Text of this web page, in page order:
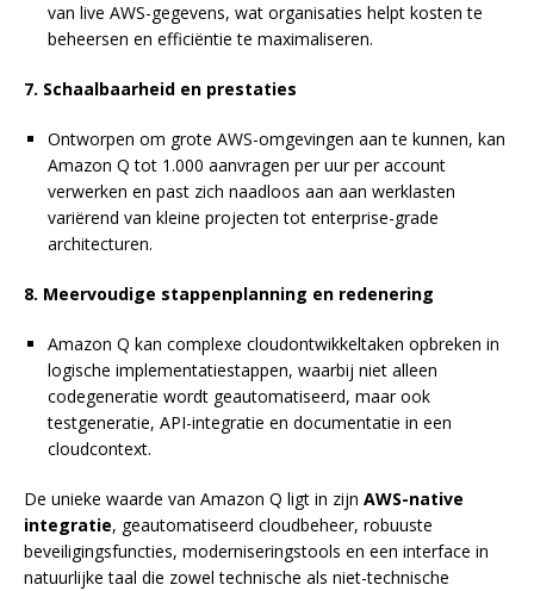
van live AWS-gegevens, wat organisaties helpt kosten te
beheersen en efficiëntie te maximaliseren.
7. Schaalbaarheid en prestaties
Ontworpen om grote AWS-omgevingen aan te kunnen, kan
Amazon Q tot 1.000 aanvragen per uur per account
verwerken en past zich naadloos aan aan werklasten
variërend van kleine projecten tot enterprise-grade
architecturen.
8. Meervoudige stappenplanning en redenering
Amazon Q kan complexe cloudontwikkeltaken opbreken in
logische implementatiestappen, waarbij niet alleen
codegeneratie wordt geautomatiseerd, maar ook
testgeneratie, API-integratie en documentatie in een
cloudcontext.
De unieke waarde van Amazon Q ligt in zijn AWS-native
integratie, geautomatiseerd cloudbeheer, robuuste
beveiligingsfuncties, moderniseringstools en een interface in
natuurlijke taal die zowel technische als niet-technische